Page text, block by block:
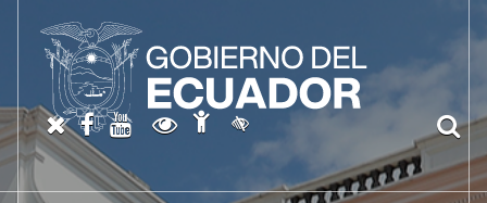
X oficial del SRI
Facebook oficial SRI
Canal del SRI en YouTube
Abrir página de
Abrir página de
Activar/quitar contraste